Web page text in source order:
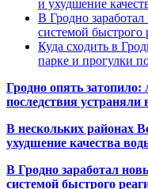
и ухудшение
В Гродно
системой быстрого
Куда сходить в
парке и прогулки
Гродно опять затопило:
последствия устраняли
В нескольких районах
ухудшение качества
В Гродно заработал
системой быстрого